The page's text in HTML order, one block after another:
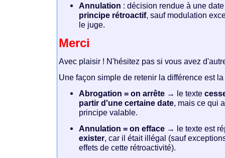
Annulation : décision rendue à une
principe rétroactif, sauf modulation
le juge.
Merci
Avec plaisir ! N'hésitez pas si vous avez
Une façon simple de retenir la différence est
Abrogation = on arrête → le texte
partir d'une certaine date , mais ce qui
principe valable.
Annulation = on efface → le texte est
exister , car il était illégal (sauf
effets de cette rétroactivité).